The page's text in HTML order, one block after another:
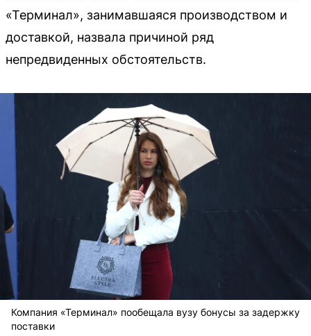
«Терминал», занимавшаяся производством и
доставкой, назвала причиной ряд
непредвиденных обстоятельств.
Компания «Терминал» пообещала вузу бонусы за задержку
поставки